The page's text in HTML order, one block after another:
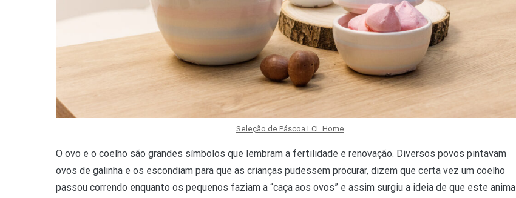
Seleção de Páscoa LCL Home
O ovo e o coelho são grandes símbolos que lembram a fertilidade e renovação. Diversos povos pintavam
ovos de galinha e os escondiam para que as crianças pudessem procurar, dizem que certa vez um coelho
passou correndo enquanto os pequenos faziam a “caça aos ovos” e assim surgiu a ideia de que este animal